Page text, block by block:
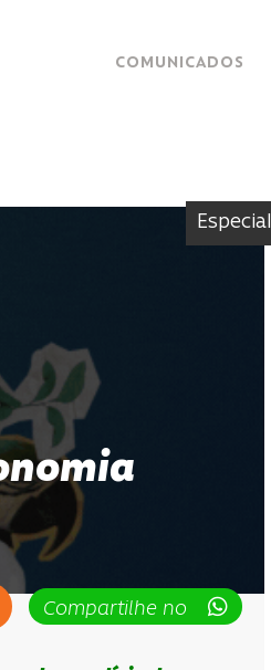
COMUNICADOS
Especial
Compartilhe no